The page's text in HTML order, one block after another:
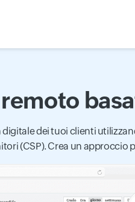
dei tuoi clienti
(CSP). Crea un